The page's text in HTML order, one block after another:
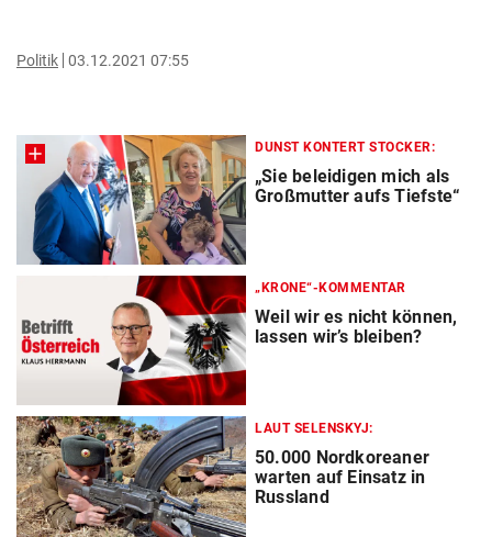
Politik 03.12.2021 07:55
DUNST KONTERT STOCKER:
„Sie beleidigen mich als
Großmutter aufs Tiefste“
„KRONE“-KOMMENTAR
Weil wir es nicht können,
lassen wir’s bleiben?
LAUT SELENSKYJ:
50.000 Nordkoreaner
warten auf Einsatz in
Russland